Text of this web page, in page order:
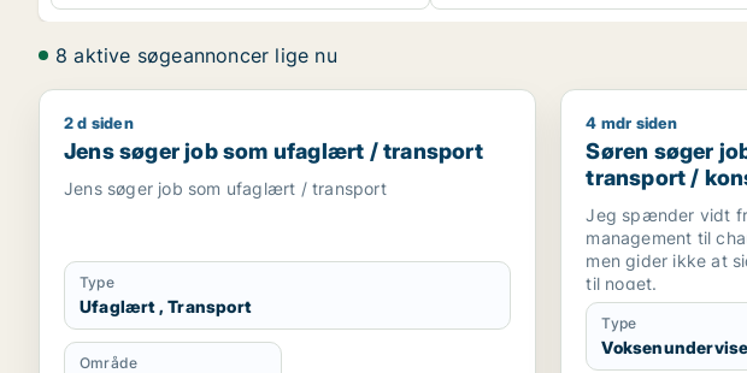
8 aktive søgeannoncer lige nu
Jens søger job som ufaglært / transport
2 d siden
Jens søger job som ufaglært / transport
Jens søger job som ufaglært / transport
Type
Ufaglært , Transport
Område
Søren søger job
4 mdr siden
Søren søger
transport /
Jeg spænder vidt
management til
men gider ikke at
til noget.
Type